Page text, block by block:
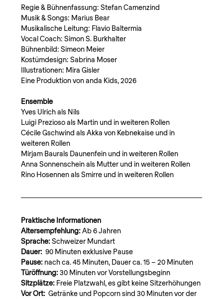
Regie & Bühnenfassung: Stefan Camenzind
Musik & Songs: Marius Bear
Musikalische Leitung: Flavio Baltermia
Vocal Coach: Simon S. Burkhalter
Bühnenbild: Simeon Meier
Kostümdesign: Sabrina Moser
Illustrationen: Mira Gisler
Eine Produktion von anda Kids, 2026
Ensemble
Yves Ulrich als Nils
Luigi Prezioso als Martin und in weiteren Rollen
Cécile Gschwind als Akka von Kebnekaise und in
weiteren Rollen
Mirjam Baurals Daunenfein und in weiteren Rollen
Anna Sonnenschein als Mutter und in weiteren Rollen
Rino Hosennen als Smirre und in weiteren Rollen
Praktische Informationen
Altersempfehlung: Ab 6 Jahren
Sprache: Schweizer Mundart
Dauer: 90 Minuten exklusive Pause
Pause: nach ca. 45 Minuten, Dauer ca. 15 – 20 Minuten
Türöffnung: 30 Minuten vor Vorstellungsbeginn
Sitzplätze: Freie Platzwahl, es gibt keine Sitzerhöhungen
Vor Ort: Getränke und Popcorn sind 30 Minuten vor der